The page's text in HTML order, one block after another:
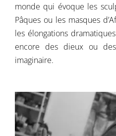
monde qui évoque les
Pâques ou les masques
les élongations
encore des dieux ou
imaginaire.